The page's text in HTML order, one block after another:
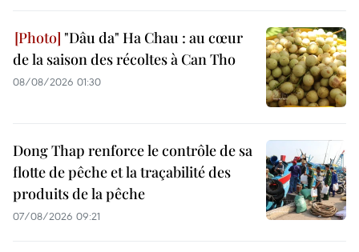
"Dâu da" Ha Chau : au cœur
de la saison des récoltes à Can Tho
08/08/2026 01:30
Dong Thap renforce le contrôle de sa
flotte de pêche et la traçabilité des
produits de la pêche
07/08/2026 09:21